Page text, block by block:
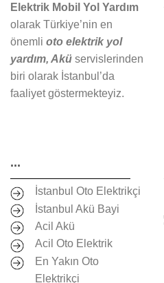
Elektrik Mobil Yol Yardım
olarak Türkiye’nin en
önemli oto elektrik yol
yardım, Akü servislerinden
biri olarak İstanbul’da
faaliyet göstermekteyiz.
...
İstanbul Oto Elektrikçi
İstanbul Akü Bayi
Acil Akü
Acil Oto Elektrik
En Yakın Oto
Elektrikçi